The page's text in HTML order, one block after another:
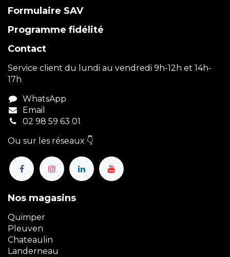
Formulaire SAV
Programme fidélité
Contact
Service client du lundi au vendredi 9h-12h et 14h-
17h
WhatsApp
Email
02 98 59 63 01
Ou sur les réseaux 👇
Nos magasins
Quimper
Pleuven
Chateaulin
Landerneau